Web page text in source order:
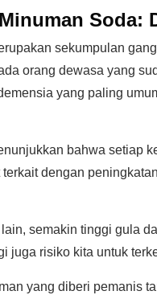
Soda:
sekumpulan
orang dewasa yang
yang paling
bahwa setiap
dengan
semakin tinggi gula
juga risiko kita untuk
yang diberi pemanis